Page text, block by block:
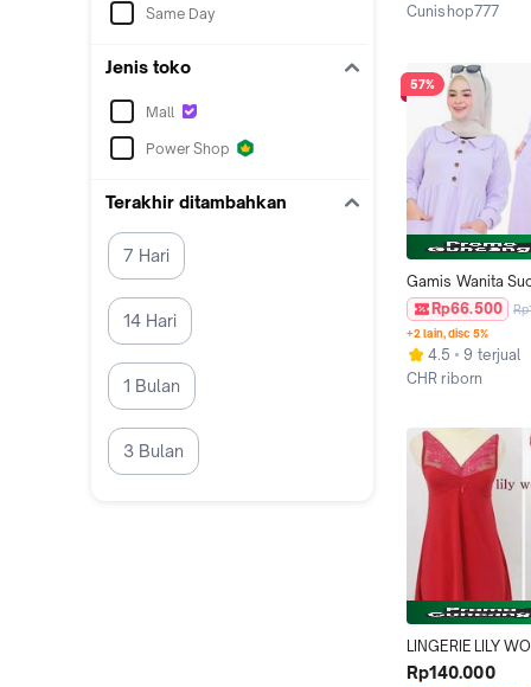
Same Day
Jenis toko
Mall
Power Shop
Terakhir ditambahkan
7 Hari
14 Hari
1 Bulan
3 Bulan
Cunishop777
57%
Gamis Wanita
Knit Mango
Kancing Variasi
120-140 Baju
Cantik Simple
Rp66.500
+2 lain, disc 5%
4.5
9 terjual
CHR riborn
LINGERIE LILY
TIDUR SEXY
Rp140.000